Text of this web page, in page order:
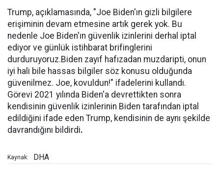
Trump, açıklamasında, "Joe Biden'ın gizli bilgilere
erişiminin devam etmesine artık gerek yok. Bu
nedenle Joe Biden'ın güvenlik izinlerini derhal iptal
ediyor ve günlük istihbarat brifinglerini
durduruyoruz.Biden zayıf hafızadan muzdaripti, onun
iyi hali bile hassas bilgiler söz konusu olduğunda
güvenilmez. Joe, kovuldun!" ifadelerini kullandı.
Görevi 2021 yılında Biden'a devrettikten sonra
kendisinin güvenlik izinlerinin Biden tarafından iptal
edildiğini ifade eden Trump, kendisinin de aynı şekilde
davrandığını bildirdi.
Kaynak: DHA